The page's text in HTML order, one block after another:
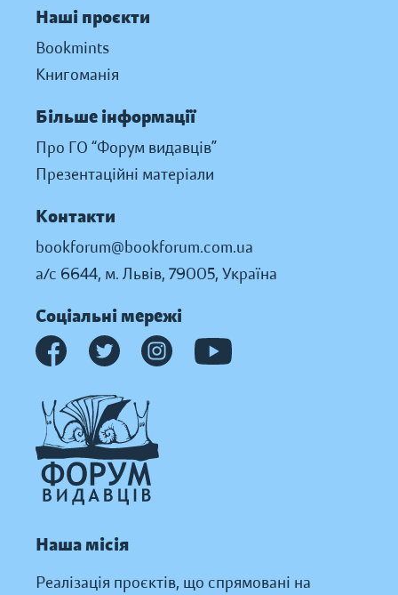
Наші проєкти
Bookmints
Книгоманія
Більше інформації
Про ГО “Форум видавців”
Презентаційні матеріали
Контакти
bookforum@bookforum.com.ua
а/с 6644, м. Львів, 79005, Україна
Соціальні мережі
Наша місія
Реалізація проєктів, що спрямовані на